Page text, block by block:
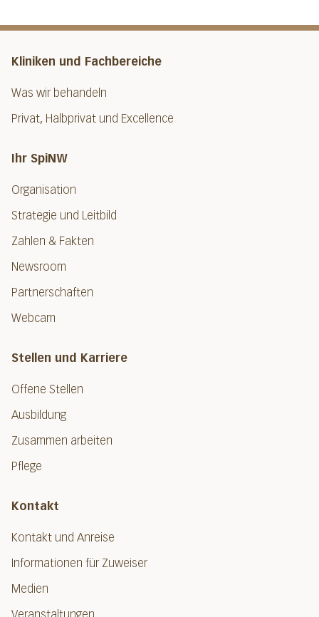
Kliniken und Fachbereiche
Was wir behandeln
Privat, Halbprivat und Excellence
Ihr SpiNW
Organisation
Strategie und Leitbild
Zahlen & Fakten
Newsroom
Partnerschaften
Webcam
Stellen und Karriere
Offene Stellen
Ausbildung
Zusammen arbeiten
Pflege
Kontakt
Kontakt und Anreise
Informationen für Zuweiser
Medien